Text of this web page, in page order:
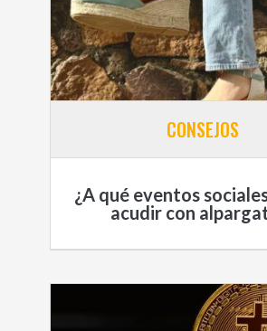
CONSEJOS
¿A qué eventos
acudir con